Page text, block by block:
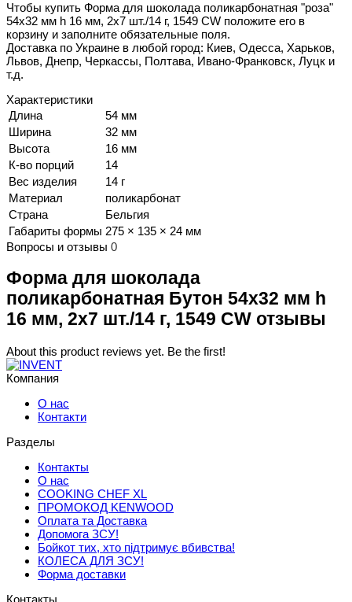
Чтобы купить Форма для шоколада поликарбонатная "роза"
54х32 мм h 16 мм, 2х7 шт./14 г, 1549 CW положите его в
корзину и заполните обязательные поля.
Доставка по Украине в любой город: Киев, Одесса, Харьков,
Львов, Днепр, Черкассы, Полтава, Ивано-Франковск, Луцк и
т.д.
Характеристики
Длина
54 мм
Ширина
32 мм
Высота
16 мм
К-во порций
14
Вес изделия
14 г
Материал
поликарбонат
Страна
Бельгия
Габариты формы 275 × 135 × 24 мм
Вопросы и отзывы 0
Форма для шоколада
поликарбонатная Бутон 54х32 мм h
16 мм, 2х7 шт./14 г, 1549 CW отзывы
About this product reviews yet. Be the first!
Компания
О нас
Контакти
Разделы
Контакты
О нас
COOKING CHEF XL
ПРОМОКОД KENWOOD
Оплата та Доставка
Допомога ЗСУ!
Бойкот тих, хто підтримує вбивства!
КОЛЕСА ДЛЯ ЗСУ!
Форма доставки
Контакты